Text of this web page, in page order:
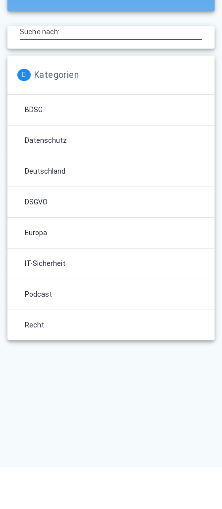
Suche nach:
Kategorien
BDSG
Datenschutz
Deutschland
DSGVO
Europa
IT-Sicherheit
Podcast
Recht